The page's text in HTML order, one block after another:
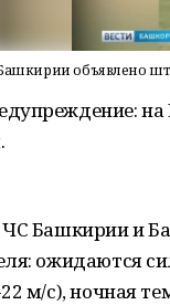
объявлено
ЧС Башкирии и
ожидаются
м/с), ночная